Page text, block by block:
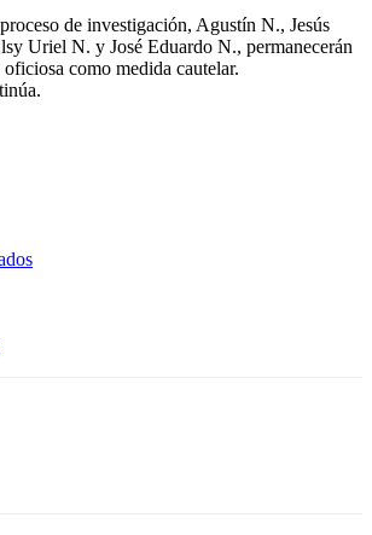
de investigación, Agustín N., Jesús
Uriel N. y José Eduardo N., permanecerán
como medida cautelar.